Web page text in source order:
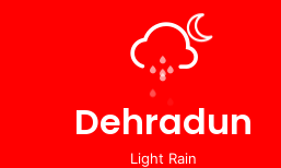
Dehradun
Light Rain